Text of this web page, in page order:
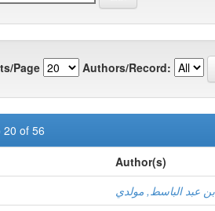
Page Authors/Record:
20 of 56
Author(s)
بن عبد الباسط, مولدي